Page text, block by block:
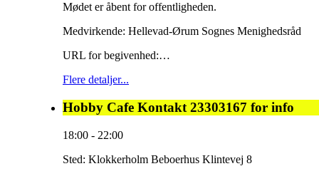
Mødet er åbent for offentligheden.
Medvirkende: Hellevad-Ørum Sognes Menighedsråd
URL for begivenhed:…
Flere detaljer...
Hobby Cafe Kontakt 23303167 for info
18:00 - 22:00
Sted: Klokkerholm Beboerhus Klintevej 8